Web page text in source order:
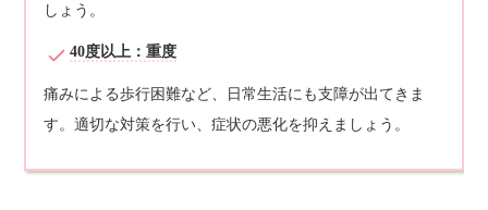
しょう。
40度以上：重度
痛みによる歩行困難など、日常生活にも支障が出てきま
す。適切な対策を行い、症状の悪化を抑えましょう。